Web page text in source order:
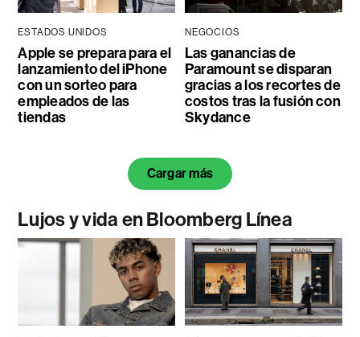
ESTADOS UNIDOS
Apple se prepara para el
lanzamiento del iPhone
con un sorteo para
empleados de las
tiendas
NEGOCIOS
Las ganancias de
Paramount se disparan
gracias a los recortes de
costos tras la fusión con
Skydance
Cargar más
Lujos y vida en Bloomberg Línea